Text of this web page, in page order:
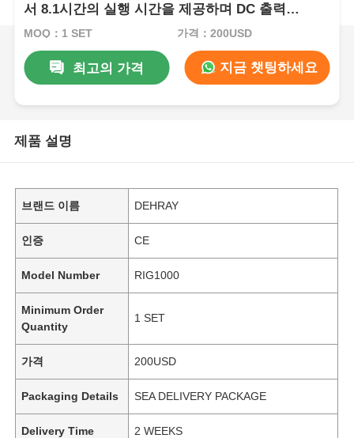
서 8.1시간의 실행 시간을 제공하며 DC 출력
DC12V 5A 이동용 전원 공급
MOQ：1 SET 가격：200USD
최고의 가격 지금 챗팅하세요
제품 설명
브랜드 이름 DEHRAY
인증 CE
Model Number RIG1000
Minimum Order
Quantity
1 SET
가격 200USD
Packaging Details SEA DELIVERY PACKAGE
Delivery Time 2 WEEKS